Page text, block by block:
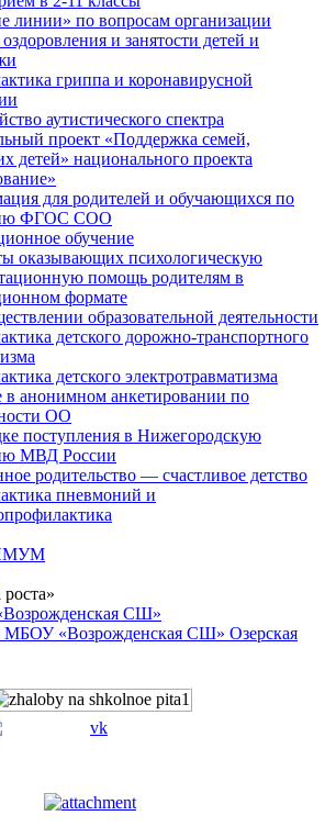
линии» по вопросам организации
и занятости детей и
гриппа и коронавирусной
аутистического спектра
проект «Поддержка семей,
детей» национального проекта
для родителей и обучающихся по
ФГОС СОО
обучение
оказывающих психологическую
помощь родителям в
формате
образовательной деятельности
детского дорожно-транспортного
детского электротравматизма
в анонимном анкетировании по
ОО
поступления в Нижегородскую
МВД России
родительство — счастливое детство
пневмоний и
СШ»
«Возрожденская СШ» Озерская